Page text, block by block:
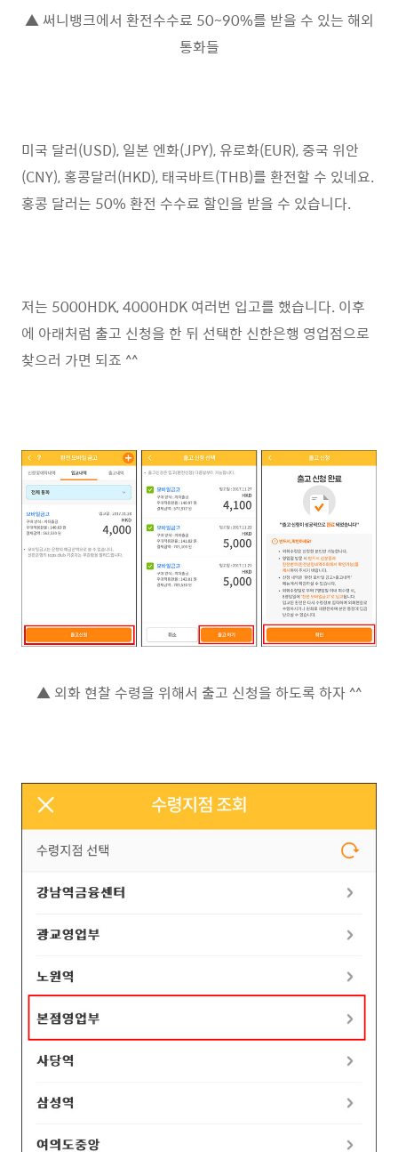
▲ 써니뱅크에서 환전수수료 50~90%를 받을 수 있는 해외
통화들
미국 달러(USD), 일본 엔화(JPY), 유로화(EUR), 중국 위안
(CNY), 홍콩달러(HKD), 태국바트(THB)를 환전할 수 있네요.
홍콩 달러는 50% 환전 수수료 할인을 받을 수 있습니다.
저는 5000HDK, 4000HDK 여러번 입고를 했습니다. 이후
에 아래처럼 출고 신청을 한 뒤 선택한 신한은행 영업점으로
찾으러 가면 되죠 ^^
▲ 외화 현찰 수령을 위해서 출고 신청을 하도록 하자 ^^